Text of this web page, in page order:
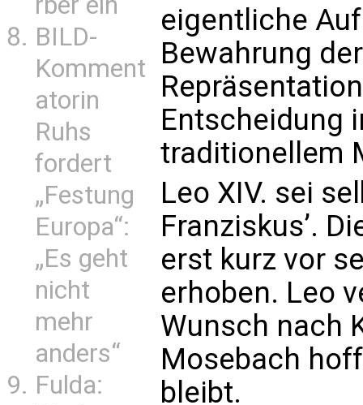
BILD-
Komment
atorin
Ruhs
fordert
„Festung
Europa“:
„Es geht
nicht
mehr
anders“
Fulda:
eigentliche
Bewahrung
Entscheidung
traditionellem
Leo XIV. sei
Franziskus’.
erst kurz vor
erhoben. Leo
Wunsch nach
Mosebach
bleibt.